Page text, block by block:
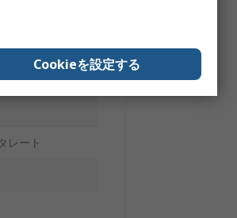
レート
Cookieを設定する